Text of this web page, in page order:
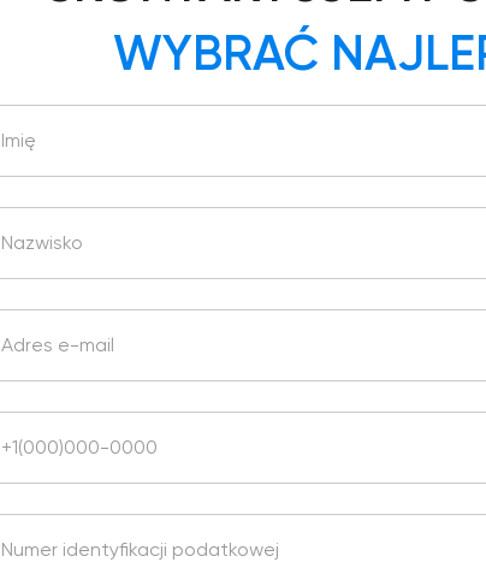
WYBRAĆ
Imię
Nazwisko
Adres e-mail
+1(000)000-0000
Numer identyfikacji podatkowej